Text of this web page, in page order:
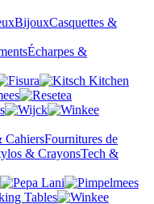
BijouxCasquettes &
Écharpes &
CahiersFournitures de
& CrayonsTech &